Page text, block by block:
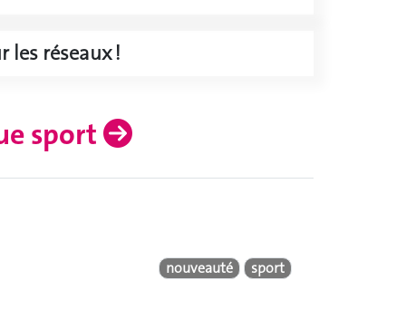
les réseaux !
sport
nouveauté sport